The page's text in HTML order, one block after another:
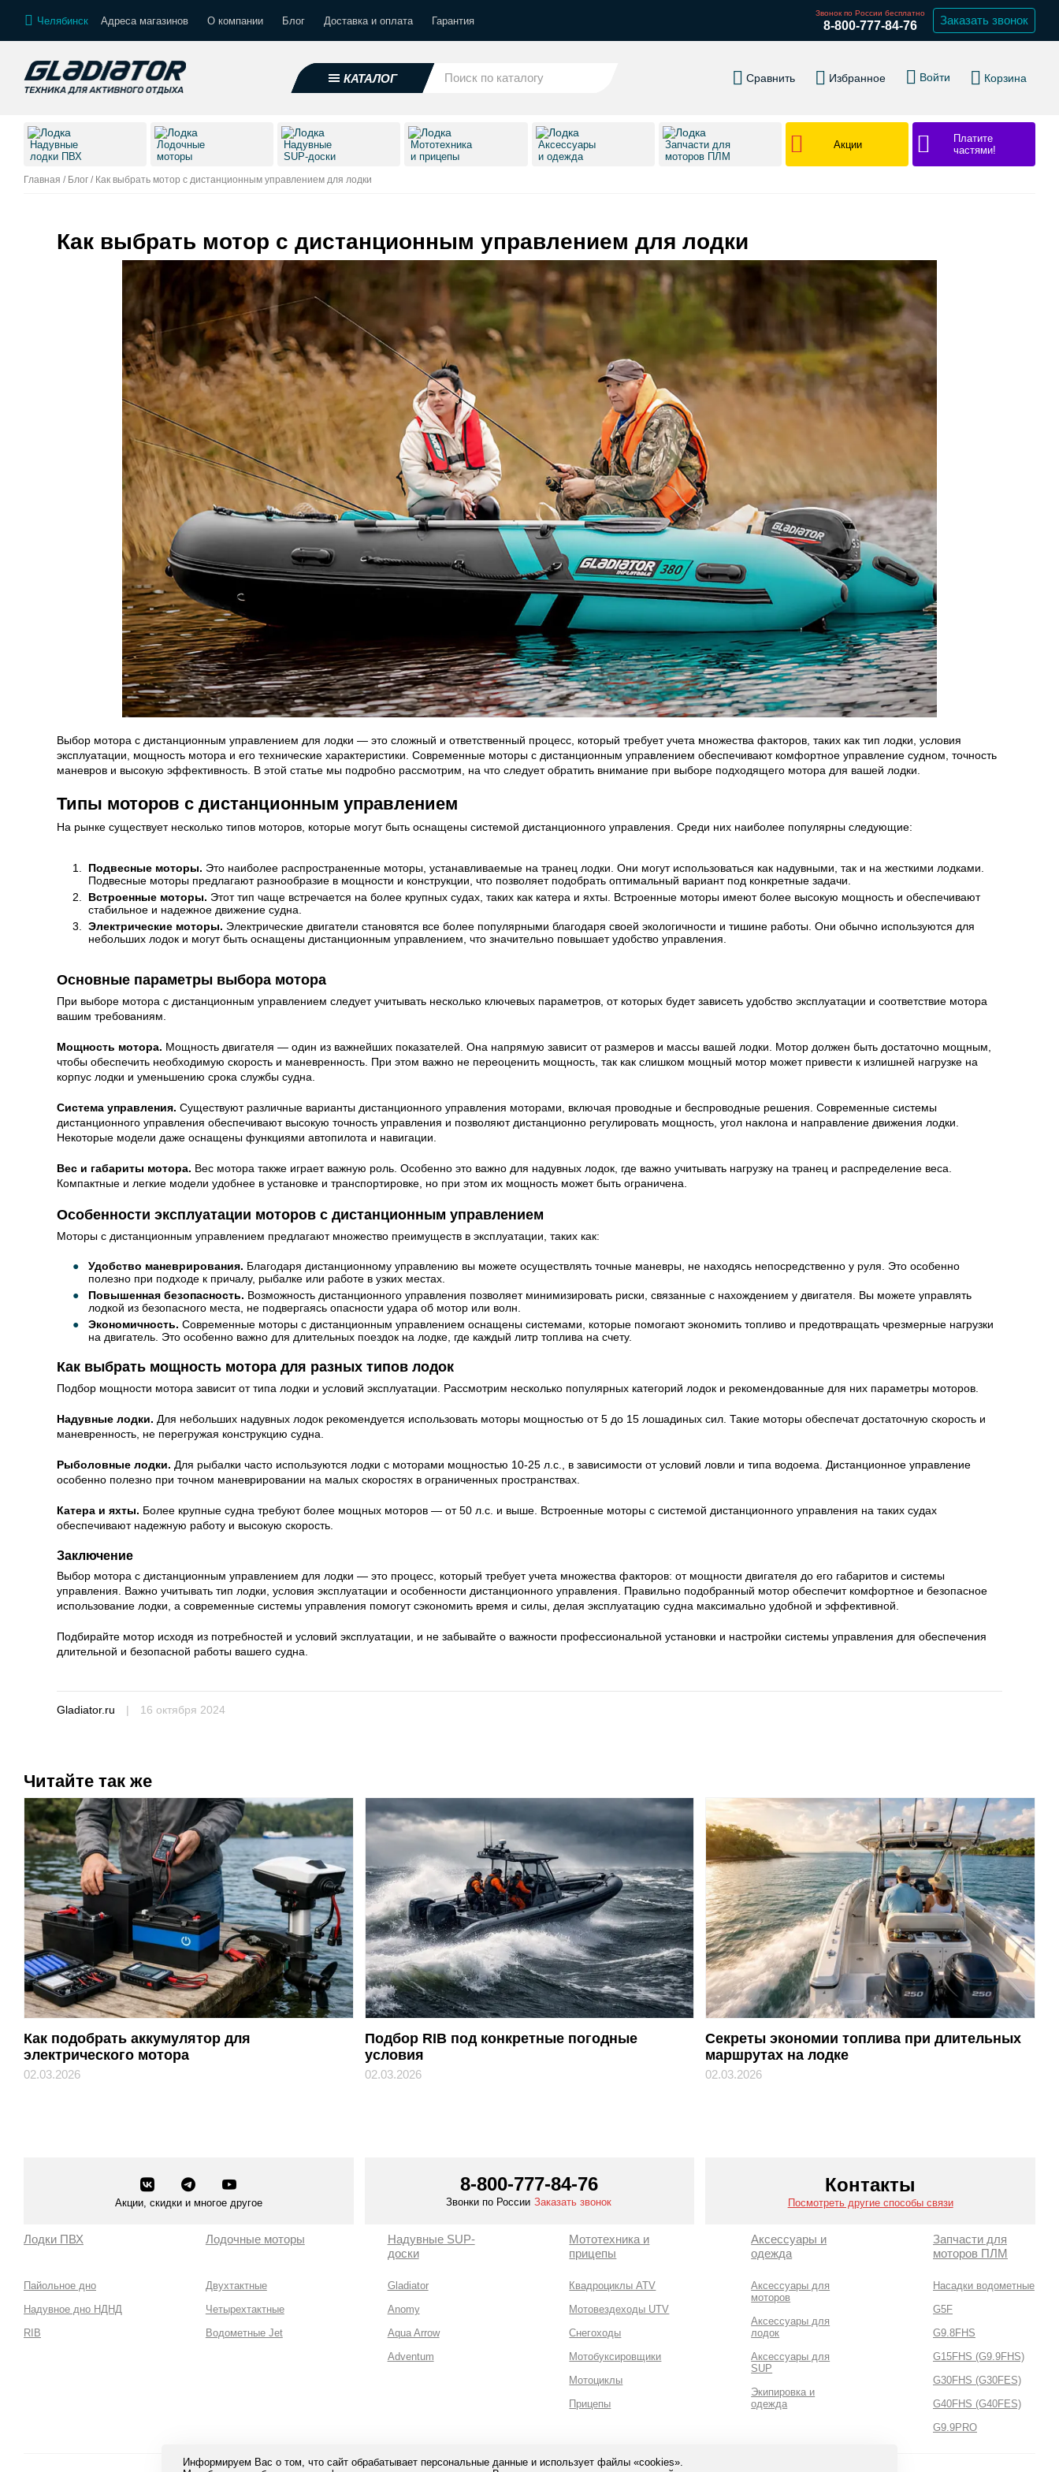
Челябинск Адреса магазинов О компании Блог Доставка и оплата Гарантия
Звонок по России бесплатно
8-800-777-84-76 Заказать звонок
КАТАЛОГ Сравнить Избранное Войти Корзина
Информируем Вас о том, что сайт обрабатывает персональные данные и использует файлы «cookies».
Надувные
лодки ПВХ
Лодочные
моторы
Надувные
SUP-доски
Мототехника
и прицепы
Аксессуары
и одежда
Запчасти для
моторов ПЛМ
Акции
Платите
частями!
Главная / Блог / Как выбрать мотор с дистанционным управлением для лодки
Как выбрать мотор с дистанционным управлением для лодки
Выбор мотора с дистанционным управлением для лодки — это сложный и ответственный процесс, который требует учета множества факторов, таких как тип лодки, условия
эксплуатации, мощность мотора и его технические характеристики. Современные моторы с дистанционным управлением обеспечивают комфортное управление судном, точность
маневров и высокую эффективность. В этой статье мы подробно рассмотрим, на что следует обратить внимание при выборе подходящего мотора для вашей лодки.
Типы моторов с дистанционным управлением
На рынке существует несколько типов моторов, которые могут быть оснащены системой дистанционного управления. Среди них наиболее популярны следующие:
Подвесные моторы. Это наиболее распространенные моторы, устанавливаемые на транец лодки. Они могут использоваться как надувными, так и на жесткими лодками.
Подвесные моторы предлагают разнообразие в мощности и конструкции, что позволяет подобрать оптимальный вариант под конкретные задачи.
Встроенные моторы. Этот тип чаще встречается на более крупных судах, таких как катера и яхты. Встроенные моторы имеют более высокую мощность и обеспечивают
стабильное и надежное движение судна.
Электрические моторы. Электрические двигатели становятся все более популярными благодаря своей экологичности и тишине работы. Они обычно используются для
небольших лодок и могут быть оснащены дистанционным управлением, что значительно повышает удобство управления.
Основные параметры выбора мотора
При выборе мотора с дистанционным управлением следует учитывать несколько ключевых параметров, от которых будет зависеть удобство эксплуатации и соответствие мотора
вашим требованиям.
Мощность мотора. Мощность двигателя — один из важнейших показателей. Она напрямую зависит от размеров и массы вашей лодки. Мотор должен быть достаточно мощным,
чтобы обеспечить необходимую скорость и маневренность. При этом важно не переоценить мощность, так как слишком мощный мотор может привести к излишней нагрузке на
корпус лодки и уменьшению срока службы судна.
Система управления. Существуют различные варианты дистанционного управления моторами, включая проводные и беспроводные решения. Современные системы
дистанционного управления обеспечивают высокую точность управления и позволяют дистанционно регулировать мощность, угол наклона и направление движения лодки.
Некоторые модели даже оснащены функциями автопилота и навигации.
Вес и габариты мотора. Вес мотора также играет важную роль. Особенно это важно для надувных лодок, где важно учитывать нагрузку на транец и распределение веса.
Компактные и легкие модели удобнее в установке и транспортировке, но при этом их мощность может быть ограничена.
Особенности эксплуатации моторов с дистанционным управлением
Моторы с дистанционным управлением предлагают множество преимуществ в эксплуатации, таких как:
Удобство маневрирования. Благодаря дистанционному управлению вы можете осуществлять точные маневры, не находясь непосредственно у руля. Это особенно
полезно при подходе к причалу, рыбалке или работе в узких местах.
Повышенная безопасность. Возможность дистанционного управления позволяет минимизировать риски, связанные с нахождением у двигателя. Вы можете управлять
лодкой из безопасного места, не подвергаясь опасности удара об мотор или волн.
Экономичность. Современные моторы с дистанционным управлением оснащены системами, которые помогают экономить топливо и предотвращать чрезмерные нагрузки
на двигатель. Это особенно важно для длительных поездок на лодке, где каждый литр топлива на счету.
Как выбрать мощность мотора для разных типов лодок
Подбор мощности мотора зависит от типа лодки и условий эксплуатации. Рассмотрим несколько популярных категорий лодок и рекомендованные для них параметры моторов.
Надувные лодки. Для небольших надувных лодок рекомендуется использовать моторы мощностью от 5 до 15 лошадиных сил. Такие моторы обеспечат достаточную скорость и
маневренность, не перегружая конструкцию судна.
Рыболовные лодки. Для рыбалки часто используются лодки с моторами мощностью 10-25 л.с., в зависимости от условий ловли и типа водоема. Дистанционное управление
особенно полезно при точном маневрировании на малых скоростях в ограниченных пространствах.
Катера и яхты. Более крупные судна требуют более мощных моторов — от 50 л.с. и выше. Встроенные моторы с системой дистанционного управления на таких судах
обеспечивают надежную работу и высокую скорость.
Заключение
Выбор мотора с дистанционным управлением для лодки — это процесс, который требует учета множества факторов: от мощности двигателя до его габаритов и системы
управления. Важно учитывать тип лодки, условия эксплуатации и особенности дистанционного управления. Правильно подобранный мотор обеспечит комфортное и безопасное
использование лодки, а современные системы управления помогут сэкономить время и силы, делая эксплуатацию судна максимально удобной и эффективной.
Подбирайте мотор исходя из потребностей и условий эксплуатации, и не забывайте о важности профессиональной установки и настройки системы управления для обеспечения
длительной и безопасной работы вашего судна.
Gladiator.ru | 16 октября 2024
Читайте так же
Как подобрать аккумулятор для
электрического мотора
02.03.2026
Подбор RIB под конкретные погодные
условия
02.03.2026
Секреты экономии топлива при длительных
маршрутах на лодке
02.03.2026
Акции, скидки и многое другое
8-800-777-84-76
Звонки по России Заказать звонок
Контакты
Посмотреть другие способы связи
Лодки ПВХ
Пайольное дно
Надувное дно НДНД
RIB
Лодочные моторы
Двухтактные
Четырехтактные
Водометные Jet
Надувные SUP-
доски
Gladiator
Anomy
Aqua Arrow
Adventum
Мототехника и
прицепы
Квадроциклы ATV
Мотовездеходы UTV
Снегоходы
Мотобуксировщики
Мотоциклы
Прицепы
Аксессуары и
одежда
Аксессуары для
моторов
Аксессуары для
лодок
Аксессуары для
SUP
Экипировка и
одежда
Запчасти для
моторов ПЛМ
Насадки водометные
G5F
G9.8FHS
G15FHS (G9.9FHS)
G30FHS (G30FES)
G40FHS (G40FES)
G9.9PRO